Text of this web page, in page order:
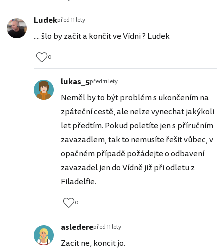
Ludekpřed 11 lety
.... šlo by začít a končit ve Vídni ? Ludek
0
lukas_5před 11 lety
Neměl by to být problém s ukončením na
zpáteční cestě, ale nelze vynechat jakýkoli
let předtím. Pokud poletíte jen s příručním
zavazadlem, tak to nemusíte řešit vůbec, v
opačném případě požádejte o odbavení
zavazadel jen do Vídně již při odletu z
Filadelfie.
0
aslederepřed 11 lety
Zacit ne, koncit jo.